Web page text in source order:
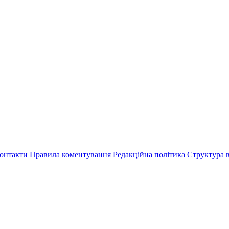
Правила коментування Редакційна політика Структура